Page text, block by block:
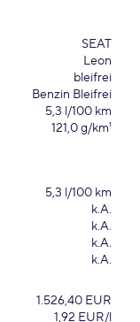
SEAT
Leon
bleifrei
Benzin Bleifrei
5,3 l/100 km
121,0 g/km¹
5,3 l/100 km
k.A.
k.A.
k.A.
k.A.
1.526,40 EUR
1,92 EUR/l